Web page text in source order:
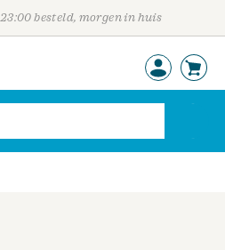
besteld, morgen in huis